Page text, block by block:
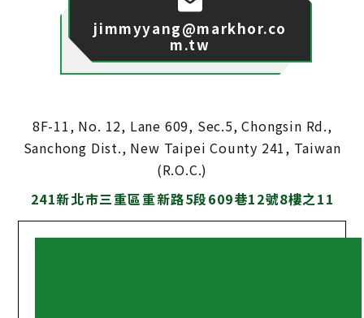
jimmyyang@markhor.co
m.tw
8F-11, No. 12, Lane 609, Sec.5, Chongsin Rd.,
Sanchong Dist., New Taipei County 241, Taiwan
(R.O.C.)
241新北市三重區重新路5段609巷12號8樓之11